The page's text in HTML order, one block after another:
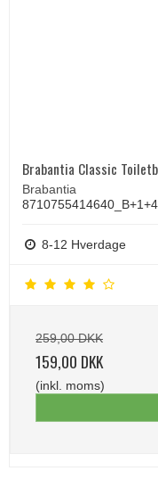
Brabantia Classic
Brabantia
8710755414640_B+1+4
8-12 Hverdage
259,00 DKK
159,00 DKK
(inkl. moms)